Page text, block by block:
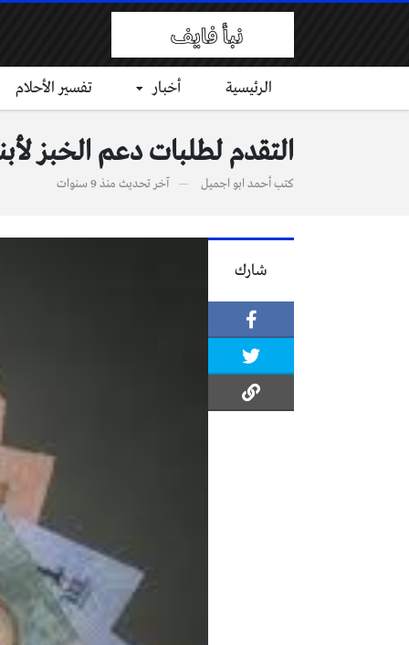
الرئيسية أخبار تفسير الأحلام
التقدم لطلبات دعم الخبز
كتبأحمد ابو اجميل آخر تحديث منذ 9 سنوات
شارك